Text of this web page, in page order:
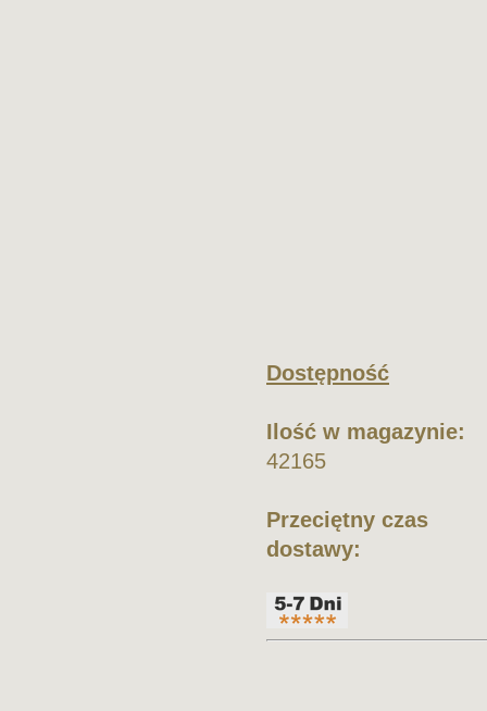
Dostępność
Ilość w magazynie:
42165
Przeciętny czas
dostawy: